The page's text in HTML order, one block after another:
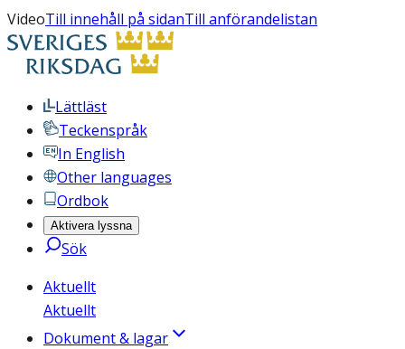
VideoTill innehåll på sidanTill anförandelistan
Lättläst
Teckenspråk
In English
Other languages
Ordbok
Aktivera lyssna
Sök
Aktuellt
Aktuellt
Dokument & lagar